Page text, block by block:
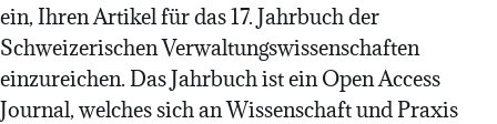
ein, Ihren Artikel für das 17. Jahrbuch der
Schweizerischen Verwaltungswissenschaften
einzureichen. Das Jahrbuch ist ein Open Access
Journal, welches sich an Wissenschaft und Praxis